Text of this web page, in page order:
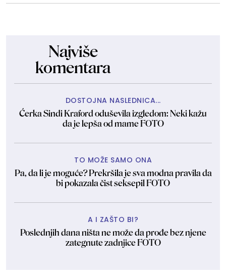
Najviše
komentara
DOSTOJNA NASLEDNICA...
Ćerka Sindi Kraford oduševila izgledom: Neki kažu
da je lepša od mame FOTO
TO MOŽE SAMO ONA
Pa, da li je moguće? Prekršila je sva modna pravila da
bi pokazala čist seksepil FOTO
A I ZAŠTO BI?
Poslednjih dana ništa ne može da prođe bez njene
zategnute zadnjice FOTO